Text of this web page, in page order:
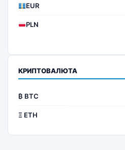
EUR
PLN
КРИПТОВАЛЮТА
₿ BTC
Ξ ETH